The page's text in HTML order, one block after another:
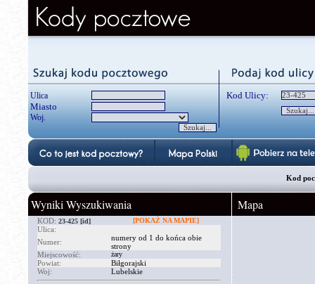
Ulica
Miasto
Woj.
Kod Ulicy:
Kod
Wyniki Wyszukiwania
KOD: 23-425 [id] [POKAŻ NA MAPIE]
Ulica:
Numer:
numery od 1 do końca obie
strony
Miejscowość:
żary
Powiat:
Biłgorajski
Woj:
Lubelskie
Mapa